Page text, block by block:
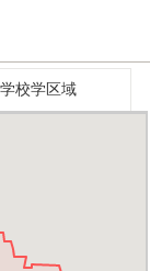
校学区域